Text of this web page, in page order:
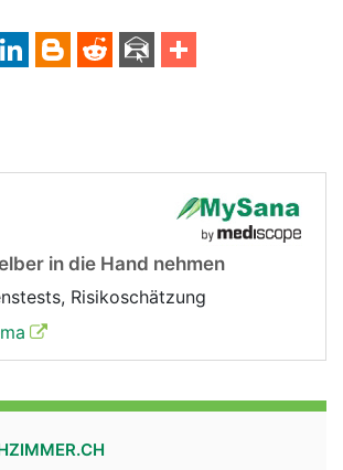
in die Hand nehmen
Risikoschätzung